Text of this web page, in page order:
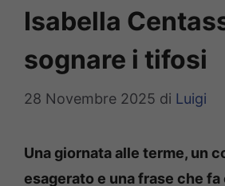
Isabella
sognare i tifosi
28 Novembre 2025 di Luigi
Una giornata alle terme, un
esagerato e una frase che